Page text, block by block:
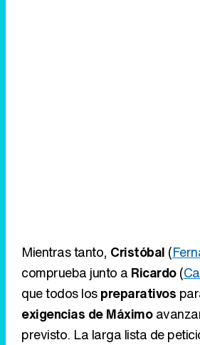
Mientras tanto, Cristóbal (
comprueba junto a Ricardo(
que todos lospreparativos
exigencias de Máximo
previsto. La larga lista de